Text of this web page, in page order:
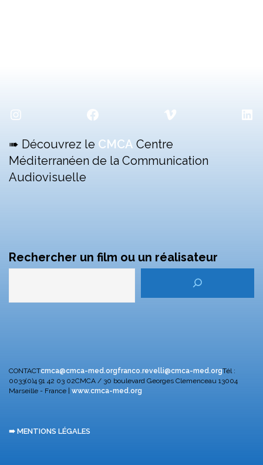
Instagram Facebook Vimeo
➠ Découvrez le CMCA Centre
Méditerranéen de la Communication
Audiovisuelle
Rechercher un film ou un réalisateur
CONTACTcmca@cmca-med.orgfranco.revelli@cmca-med.orgTél :
0033(0)4 91 42 03 02CMCA / 30 boulevard Georges Clemenceau 13004
Marseille - France | www.cmca-med.org
➠ MENTIONS LÉGALES